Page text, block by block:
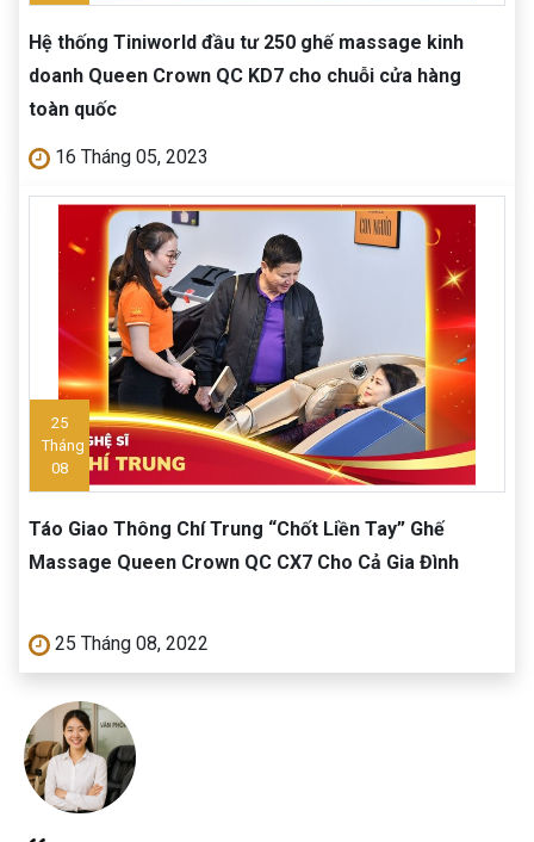
Hệ thống Tiniworld đầu tư 250 ghế massage kinh
doanh Queen Crown QC KD7 cho chuỗi cửa hàng
toàn quốc
16 Tháng 05, 2023
25
Tháng
08
Táo Giao Thông Chí Trung “Chốt Liền Tay” Ghế
Massage Queen Crown QC CX7 Cho Cả Gia Đình
25 Tháng 08, 2022